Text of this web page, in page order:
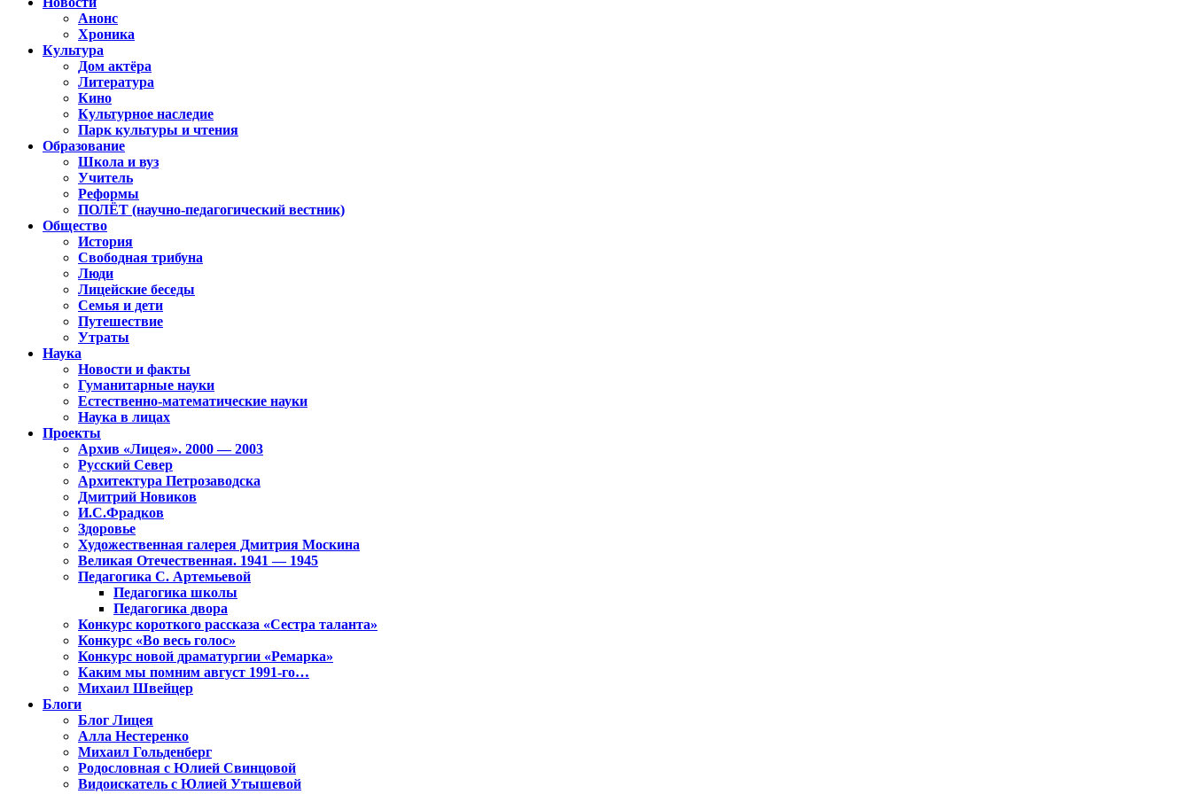
Анонс
Хроника
Культура
Дом актёра
Литература
Кино
Культурное наследие
Парк культуры и чтения
Образование
Школа и вуз
Учитель
Реформы
ПОЛЁТ (научно-педагогический вестник)
Общество
История
Свободная трибуна
Люди
Лицейские беседы
Семья и дети
Путешествие
Утраты
Наука
Новости и факты
Гуманитарные науки
Естественно-математические науки
Наука в лицах
Проекты
Архив «Лицея». 2000 — 2003
Русский Север
Архитектура Петрозаводска
Дмитрий Новиков
И.С.Фрадков
Здоровье
Художественная галерея Дмитрия Москина
Великая Отечественная. 1941 — 1945
Педагогика С. Артемьевой
Педагогика школы
Педагогика двора
Конкурс короткого рассказа «Сестра таланта»
Конкурс «Во весь голос»
Конкурс новой драматургии «Ремарка»
Каким мы помним август 1991-го…
Михаил Швейцер
Блоги
Блог Лицея
Алла Нестеренко
Михаил Гольденберг
Родословная с Юлией Свинцовой
Видоискатель с Юлией Утышевой